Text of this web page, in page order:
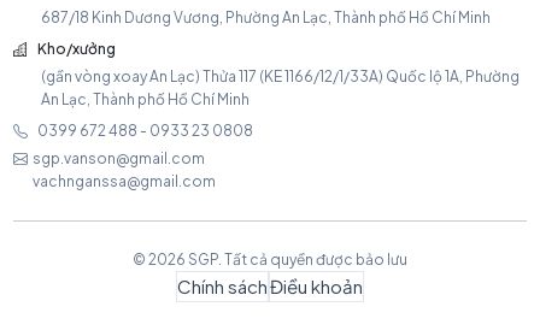
687/18 Kinh Dương Vương, Phường An Lạc, Thành phố Hồ Chí Minh
Kho/xưởng
(gần vòng xoay An Lạc) Thửa 117 (KE 1166/12/1/33A) Quốc lộ 1A, Phường
An Lạc, Thành phố Hồ Chí Minh
0399 672 488 - 0933 23 0808
sgp.vanson@gmail.com
vachnganssa@gmail.com
© 2026 SGP. Tất cả quyền được bảo lưu
Chính sáchĐiều khoản